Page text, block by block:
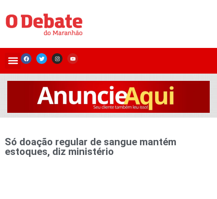
Só doação regular de sangue mantém
estoques, diz ministério